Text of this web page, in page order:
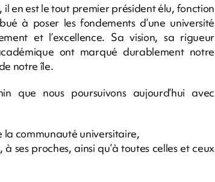
il en est le tout premier président élu, fonction
à poser les fondements d’une université
et l’excellence. Sa vision, sa rigueur
ont marqué durablement notre
notre île.
nous poursuivons aujourd’hui avec
la communauté universitaire,
à ses proches, ainsi qu’à toutes celles et ceux